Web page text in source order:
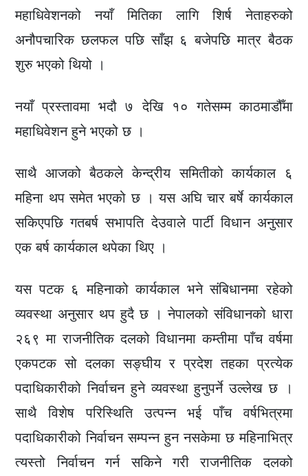
महाधिवेशनको नयाँ मितिका लागि शिर्ष नेताहरुको
अनौपचारिक छलफल पछि साँझ ६ बजेपछि मात्र बैठक
शुरु भएको थियो ।
नयाँ प्रस्तावमा भदौ ७ देखि १० गतेसम्म काठमाडौँमा
महाधिवेशन हुने भएको छ ।
साथै आजको बैठकले केन्द्रीय समितीको कार्यकाल ६
महिना थप समेत भएको छ । यस अघि चार बर्षे कार्यकाल
सकिएपछि गतबर्ष सभापति देउवाले पार्टी विधान अनुसार
एक बर्ष कार्यकाल थपेका थिए ।
यस पटक ६ महिनाको कार्यकाल भने संबिधानमा रहेको
व्यवस्था अनुसार थप हुदै छ । नेपालको संविधानको धारा
२६९ मा राजनीतिक दलको विधानमा कम्तीमा पाँच वर्षमा
एकपटक सो दलका सङ्घीय र प्रदेश तहका प्रत्येक
पदाधिकारीको निर्वाचन हुने व्यवस्था हुनुपर्ने उल्लेख छ ।
साथै विशेष परिस्थिति उत्पन्न भई पाँच वर्षभित्रमा
पदाधिकारीको निर्वाचन सम्पन्न हुन नसकेमा छ महिनाभित्र
त्यस्तो निर्वाचन गर्न सकिने गरी राजनीतिक दलको